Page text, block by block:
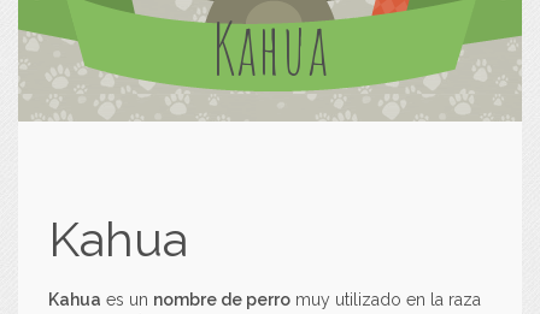
Kahua
Kahua
Kahua es un nombre de perro muy utilizado en la raza